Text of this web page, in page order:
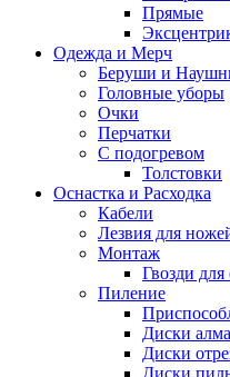
Прямые
Одежда и Мерч
Беруши и
Головные уборы
Очки
Перчатки
С подогревом
Толстовки
Оснастка и Расходка
Кабели
Лезвия для
Монтаж
Гвозди для
Пиление
Диски
Диски
Диски